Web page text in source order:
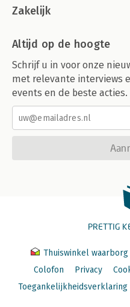
Zakelijk
Altijd op de hoogte
Schrijf u in voor onze
met relevante interviews
events en de beste acties.
PRETTIG
Thuiswinkel waarborg
Colofon
Privacy
Toegankelijkheidsverklaring